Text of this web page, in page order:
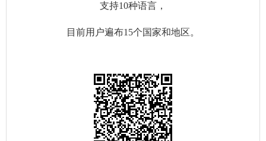
支持10种语言，
目前用户遍布15个国家和地区。